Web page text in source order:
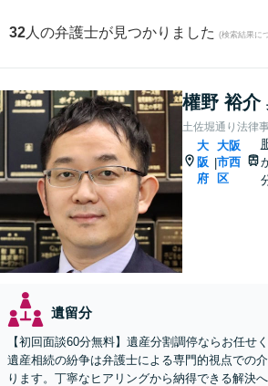
32 人の弁護士が見つかりました (検索結果に
權野 裕介
土佐堀通り法律
大
阪
府
|
大阪
市西
区
遺留分
【初回面談60分無料】遺産分割調停ならお任せ
遺産相続の紛争は弁護士による専門的視点での
ります。丁寧なヒアリングから納得できる解決